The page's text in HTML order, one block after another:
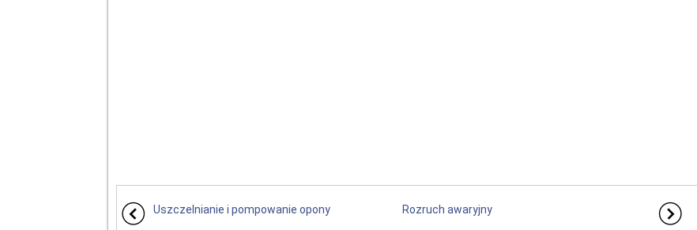
Uszczelnianie i pompowanie opony Rozruch awaryjny